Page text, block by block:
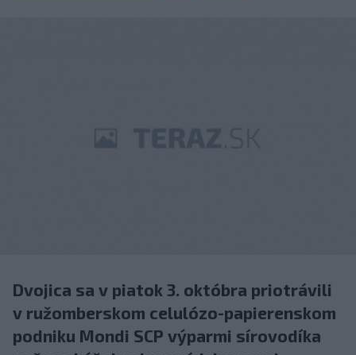
Dvojica sa v piatok 3. októbra priotrávili
v ružomberskom celulózo-papierenskom
podniku Mondi SCP výparmi sírovodíka